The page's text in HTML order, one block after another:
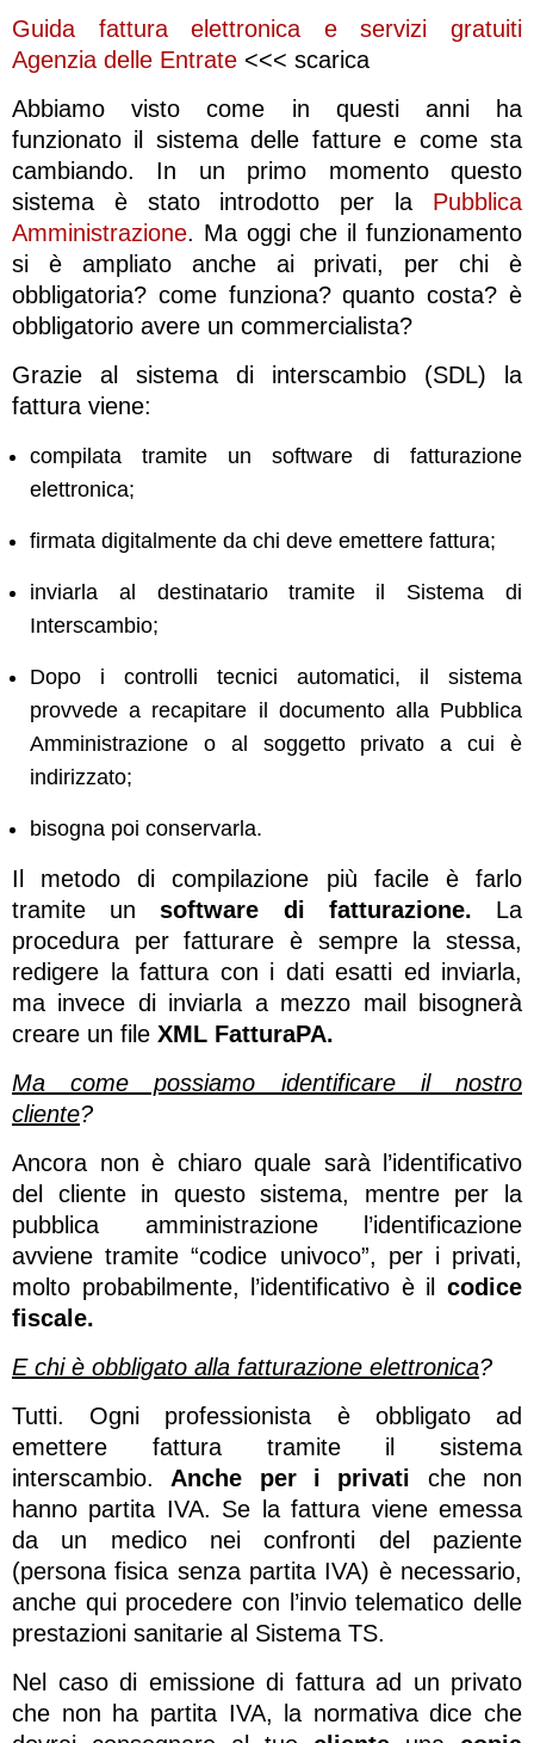
Guida fattura elettronica e servizi gratuiti
Agenzia delle Entrate <<< scarica
Abbiamo visto come in questi anni ha
funzionato il sistema delle fatture e come sta
cambiando. In un primo momento questo
sistema è stato introdotto per la Pubblica
Amministrazione. Ma oggi che il funzionamento
si è ampliato anche ai privati, per chi è
obbligatoria? come funziona? quanto costa? è
obbligatorio avere un commercialista?
Grazie al sistema di interscambio (SDL) la
fattura viene:
compilata tramite un software di fatturazione
elettronica;
firmata digitalmente da chi deve emettere fattura;
inviarla al destinatario tramite il Sistema di
Interscambio;
Dopo i controlli tecnici automatici, il sistema
provvede a recapitare il documento alla Pubblica
Amministrazione o al soggetto privato a cui è
indirizzato;
bisogna poi conservarla.
Il metodo di compilazione più facile è farlo
tramite unsoftware di fatturazione. La
procedura per fatturare è sempre la stessa,
redigere la fattura con i dati esatti ed inviarla,
ma invece di inviarla a mezzo mail bisognerà
creare un file XML FatturaPA.
Ma come possiamo identificare il nostro
cliente?
Ancora non è chiaro quale sarà l’identificativo
del cliente in questo sistema, mentre per la
pubblica amministrazione l’identificazione
avviene tramite “codice univoco”, per i privati,
molto probabilmente, l’identificativo è il codice
fiscale.
E chi è obbligato alla fatturazione elettronica?
Tutti. Ogni professionista è obbligato ad
emettere fattura tramite il sistema
interscambio. Anche per i privati che non
hanno partita IVA. Se la fattura viene emessa
da un medico nei confronti del paziente
(persona fisica senza partita IVA) è necessario,
anche qui procedere con l’invio telematico delle
prestazioni sanitarie al Sistema TS.
Nel caso di emissione di fattura ad un privato
che non ha partita IVA, la normativa dice che